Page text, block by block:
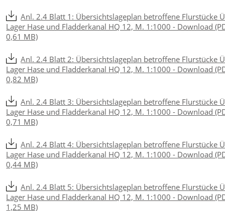
Anl. 2.4 Blatt 1: Übersichtslageplan betroffene Flurstücke
Lager Hase und Fladderkanal HQ 12, M. 1:1000 - Download
0,61 MB)
Anl. 2.4 Blatt 2: Übersichtslageplan betroffene Flurstücke
Lager Hase und Fladderkanal HQ 12, M. 1:1000 - Download
0,82 MB)
Anl. 2.4 Blatt 3: Übersichtslageplan betroffene Flurstücke
Lager Hase und Fladderkanal HQ 12, M. 1:1000 - Download
0,71 MB)
Anl. 2.4 Blatt 4: Übersichtslageplan betroffene Flurstücke
Lager Hase und Fladderkanal HQ 12, M. 1:1000 - Download
0,44 MB)
Anl. 2.4 Blatt 5: Übersichtslageplan betroffene Flurstücke
Lager Hase und Fladderkanal HQ 12, M. 1:1000 - Download
1,25 MB)